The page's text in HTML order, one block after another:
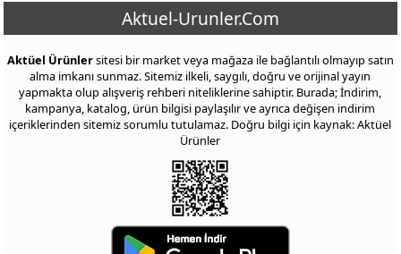
Piranha 6116 Bluetooth AUX FM Transmitter
TSUYOKI KAZE Oto Carplay Multimedya Ekranı2.299,00 TL
Piranha Kablosuz Dijital Kompresör
999,00 TL
TSUYOKI KAZE Kumandalı RGB Led Lamba 4'lü 459,00 TL
Oto Cam Yüzey ve Dikiz Su Kaydırıcı
Aprilla AIK 990S Sinek ve Böcek Kovucu
Aprilla AIK 980 Sinek Öldürücü
Aktuel-Urunler.Com
Aktüel Ürünlersitesi bir market veya mağaza ile bağlantılı olmayıp satın
alma imkanı sunmaz. Sitemiz ilkeli, saygılı, doğru ve orijinal yayın
yapmakta olup alışveriş rehberi niteliklerine sahiptir. Burada; İndirim,
kampanya, katalog, ürün bilgisi paylaşılır ve ayrıca değişen indirim
içeriklerinden sitemiz sorumlu tutulamaz. Doğru bilgi için kaynak: Aktüel
Ürünler